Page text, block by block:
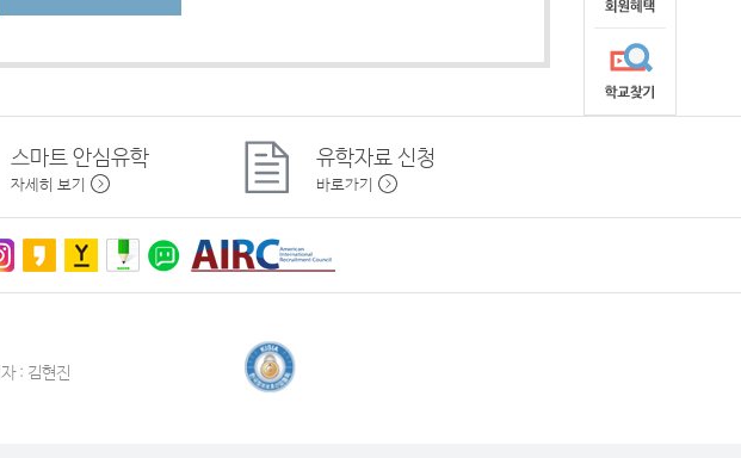
스마트 안심유학
자세히 보기
유학자료 신청
바로가기
: 김현진